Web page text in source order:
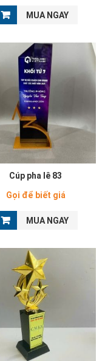
MUA NGAY
Cúp pha lê 83
Gọi để biết giá
MUA NGAY